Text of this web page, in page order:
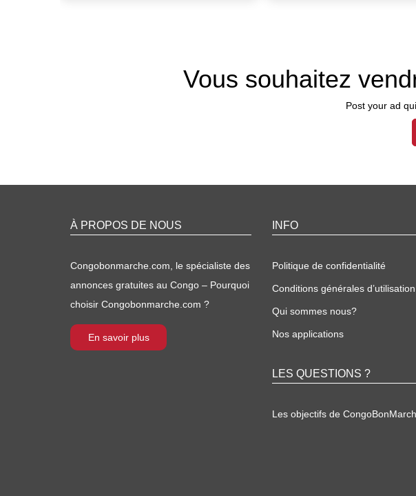
Vous souhaitez
Post your ad
À PROPOS DE NOUS
Congobonmarche.com, le spécialiste des
annonces gratuites au Congo – Pourquoi
choisir Congobonmarche.com ?
En savoir plus
INFO
Politique de confidentialité
Conditions générales d’utilisation
Qui sommes nous?
Nos applications
LES QUESTIONS ?
Les objectifs de